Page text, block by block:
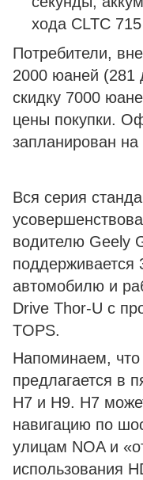
хода CLTC
Потребители,
2000 юаней
скидку 7000
цены покупки.
запланирован на
Вся серия
водителю Geely
поддерживается
автомобилю и
Drive Thor-U с
TOPS.
Напоминаем,
предлагается в
H7 и H9. H7
навигацию по
улицам NOA и
использования